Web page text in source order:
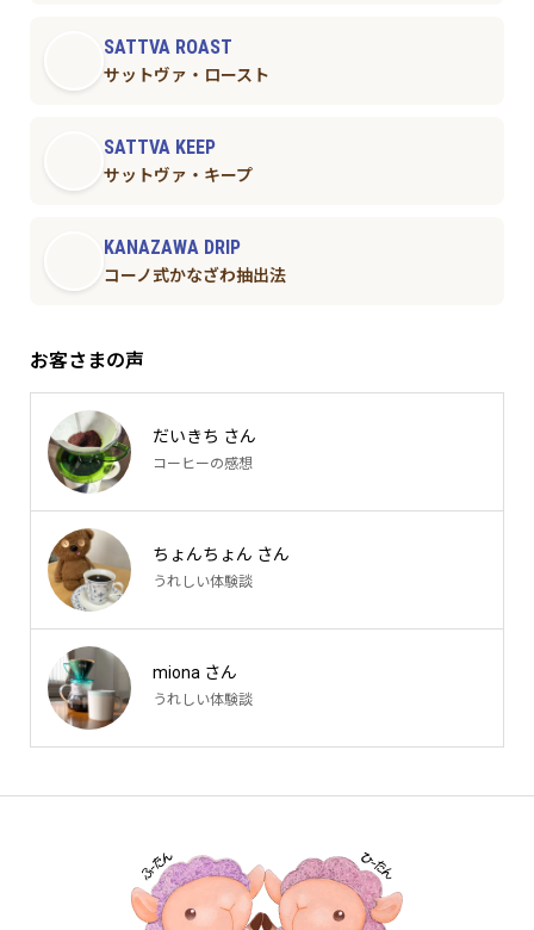
SATTVA ROAST
サットヴァ・ロースト
SATTVA KEEP
サットヴァ・キープ
KANAZAWA DRIP
コーノ式かなざわ抽出法
お客さまの声
だいきち さん
コーヒーの感想
ちょんちょん さん
うれしい体験談
miona さん
うれしい体験談